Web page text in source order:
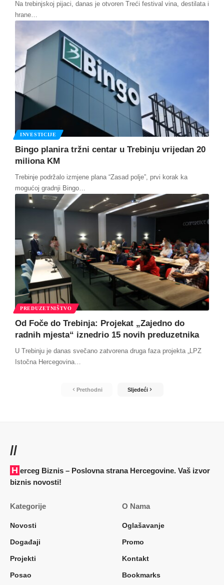
Na trebinjskoj pijaci, danas je otvoren Treći festival vina, destilata i
hrane
INVESTICIJE
Bingo planira tržni centar u Trebinju vrijedan 20
miliona KM
Trebinje podržalo izmjene plana “Zasad polje”, prvi korak ka
mogućoj gradnji Bingo…
PREDUZETNIŠTVO
Od Foče do Trebinja: Projekat „Zajedno do
radnih mjesta“ iznedrio 15 novih preduzetnika
U Trebinju je danas svečano zatvorena druga faza projekta „LPZ
Istočna Hercegovina…
Prethodni Sljedeći
//
Herceg Biznis – Poslovna strana Hercegovine. Vaš izvor
biznis novosti!
Kategorije
Novosti
Događaji
Projekti
Posao
O Nama
Oglašavanje
Promo
Kontakt
Bookmarks